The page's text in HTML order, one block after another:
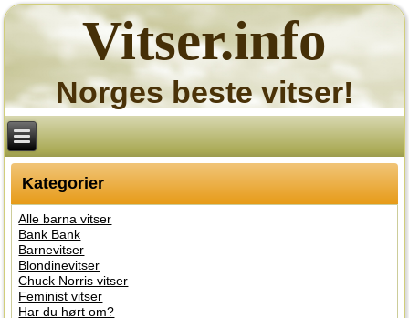
Vitser.info
Norges beste vitser!
Kategorier
Alle barna vitser
Bank Bank
Barnevitser
Blondinevitser
Chuck Norris vitser
Feminist vitser
Har du hørt om?